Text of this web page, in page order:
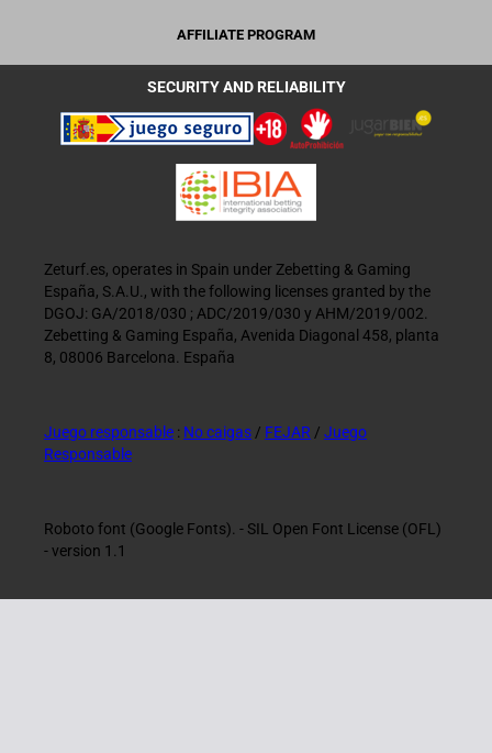
AFFILIATE PROGRAM
SECURITY AND RELIABILITY
Zeturf.es, operates in Spain under Zebetting & Gaming
España, S.A.U., with the following licenses granted by the
DGOJ: GA/2018/030 ; ADC/2019/030 y AHM/2019/002.
Zebetting & Gaming España, Avenida Diagonal 458, planta
8, 08006 Barcelona. España
Juego responsable : No caigas / FEJAR / Juego
Responsable
Roboto font (Google Fonts). - SIL Open Font License (OFL)
- version 1.1